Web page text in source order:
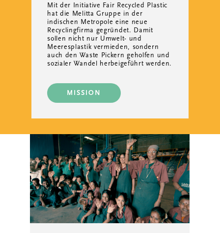
Mit der Initiative Fair Recycled Plastic
hat die Melitta Gruppe in der
indischen Metropole eine neue
Recyclingfirma gegründet. Damit
sollen nicht nur Umwelt- und
Meeresplastik vermieden, sondern
auch den Waste Pickern geholfen und
sozialer Wandel herbeigeführt werden.
MISSION